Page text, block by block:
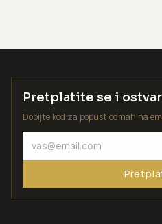
Pretplatite se i
Dobijte kod za popust odmah na